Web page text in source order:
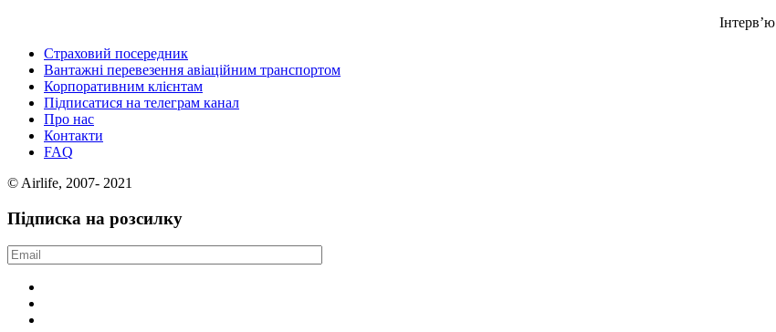
Страховий посередник
Вантажні перевезення авіаційним транспортом
Корпоративним клієнтам
Підписатися на телеграм канал
Про нас
Контакти
FAQ
© Airlife, 2007- 2021
Підписка на розсилку